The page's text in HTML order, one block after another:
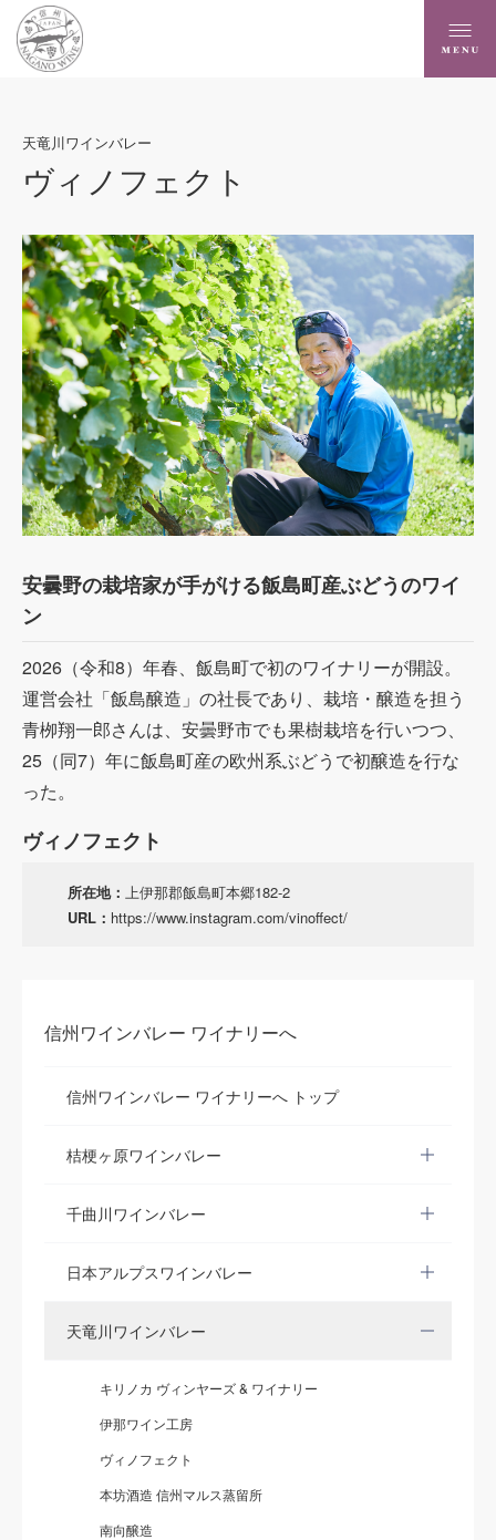
信州ワインバレー ワイナリーへ
信州ワインバレー ワイナリーへ トップ
桔梗ヶ原ワインバレー
千曲川ワインバレー
日本アルプスワインバレー
天竜川ワインバレー
キリノカ ヴィンヤーズ & ワイナリー
伊那ワイン工房
ヴィノフェクト
本坊酒造 信州マルス蒸留所
南向醸造
天竜川ワインバレー
ヴィノフェクト
安曇野の栽培家が手がける飯島町産ぶどうのワイ
ン
2026 （令和8）年春、飯島町で初のワイナリーが開設。
運営会社「飯島醸造」の社長であり、栽培・醸造を担う
青栁翔一郎さんは、安曇野市でも果樹栽培を行いつつ、
25 （同7）年に飯島町産の欧州系ぶどうで初醸造を行な
った。
ヴィノフェクト
所在地： 上伊那郡飯島町本郷182-2
URL： https://www.instagram.com/vinoffect/